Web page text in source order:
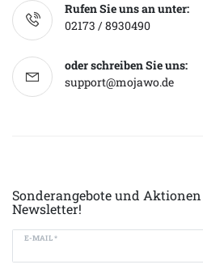
Rufen Sie uns an unter:
02173 / 8930490
oder schreiben Sie uns:
support@mojawo.de
Sonderangebote und
Newsletter!
E-MAIL *